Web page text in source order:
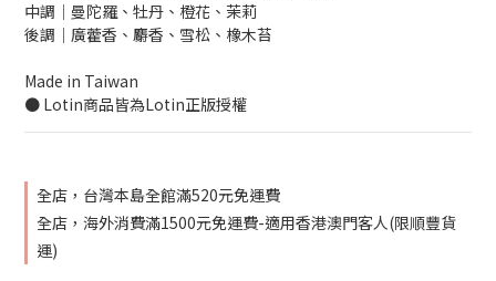
中調│曼陀羅、牡丹、橙花、茉莉
後調│廣藿香、麝香、雪松、橡木苔
Made in Taiwan
● Lotin商品皆為Lotin正版授權
全店，台灣本島全館滿520元免運費
全店，海外消費滿1500元免運費-適用香港澳門客人(限順豐貨
運)